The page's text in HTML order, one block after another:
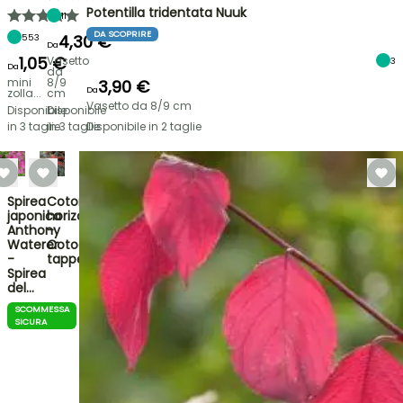
553
Da1,05 €
mini
zolla...
Disponibile
in 3 taglie
11
Da4,30 €
Vasetto
da
8/9
cm
Disponibile
in 3 taglie
Potentilla tridentata Nuuk
DA SCOPRIRE
3
Da3,90 €
Vasetto da 8/9 cm
Disponibile in 2 taglie
Spirea
japonica
Anthony
Waterer
-
Spirea
del…
SCOMMESSA
SICURA
Cotoneaster
horizontalis
-
Cotognastro
tappe…